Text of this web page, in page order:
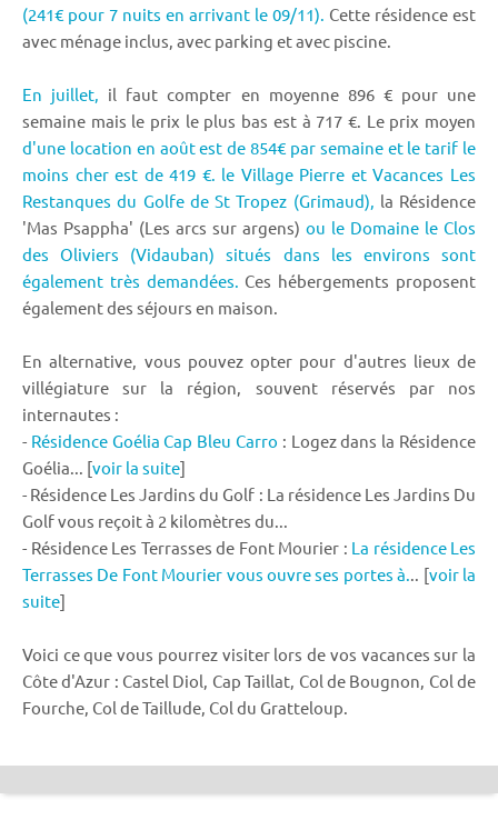
(241€ pour 7 nuits en arrivant le 09/11). Cette résidence est
avec ménage inclus, avec parking et avec piscine.
En juillet, il faut compter en moyenne 896 € pour une
semaine mais le prix le plus bas est à 717 €. Le prix moyen
d'une location en août est de 854€ par semaine et le tarif le
moins cher est de 419 €. le Village Pierre et Vacances Les
Restanques du Golfe de St Tropez (Grimaud), la Résidence
'Mas Psappha' (Les arcs sur argens) ou le Domaine le Clos
des Oliviers (Vidauban) situés dans les environs sont
également très demandées. Ces hébergements proposent
également des séjours en maison.
En alternative, vous pouvez opter pour d'autres lieux de
villégiature sur la région, souvent réservés par nos
internautes :
- Résidence Goélia Cap Bleu Carro : Logez dans la Résidence
Goélia... [voir la suite]
- Résidence Les Jardins du Golf : La résidence Les Jardins Du
Golf vous reçoit à 2 kilomètres du...
- Résidence Les Terrasses de Font Mourier : La résidence Les
Terrasses De Font Mourier vous ouvre ses portes à... [voir la
suite]
Voici ce que vous pourrez visiter lors de vos vacances sur la
Côte d'Azur : Castel Diol, Cap Taillat, Col de Bougnon, Col de
Fourche, Col de Taillude, Col du Gratteloup.